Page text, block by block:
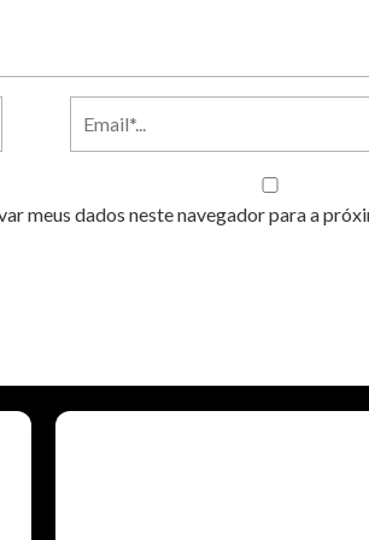
meus dados neste navegador para a